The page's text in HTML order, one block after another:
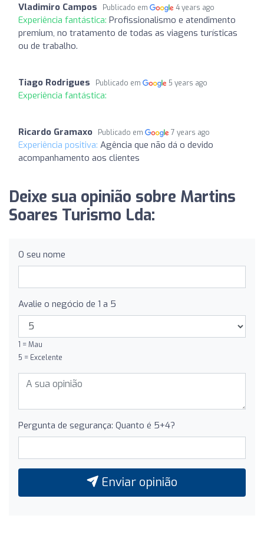
Vladimiro Campos Publicado em 4 years ago
Experiência fantástica: Profissionalismo e atendimento
premium, no tratamento de todas as viagens turísticas
ou de trabalho.
Tiago Rodrigues Publicado em 5 years ago
Experiência fantástica:
Ricardo Gramaxo Publicado em 7 years ago
Experiência positiva: Agência que não dá o devido
acompanhamento aos clientes
Deixe sua opinião sobre Martins
Soares Turismo Lda:
O seu nome
Avalie o negócio de 1 a 5
1 = Mau
5 = Excelente
Pergunta de segurança: Quanto é 5+4?
Enviar opinião